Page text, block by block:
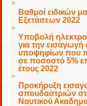
Βαθμοί ειδικών
Εξετάσεων 2022
Υποβολή
για την
υποψηφίων που
σε ποσοστό 5%
έτους 2022
Προκήρυξη
σπουδαστριών
Ναυτικού